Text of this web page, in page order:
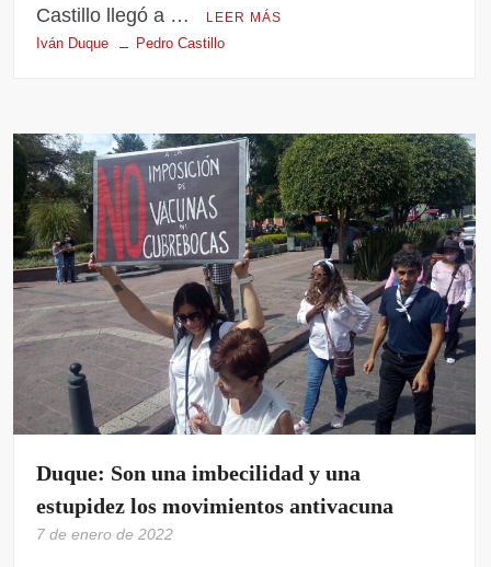
Castillo llegó a …
LEER MÁS
Iván Duque Pedro Castillo
Duque: Son una imbecilidad y una
estupidez los movimientos antivacuna
7 de enero de 2022